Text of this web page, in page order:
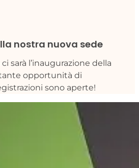
nostra nuova sede
sarà l’inaugurazione della
opportunità di
sono aperte!